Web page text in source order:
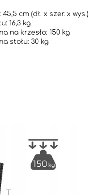
cm (dł. x szer. x wys.)
16,3 kg
na krzesło: 150 kg
stołu: 30 kg